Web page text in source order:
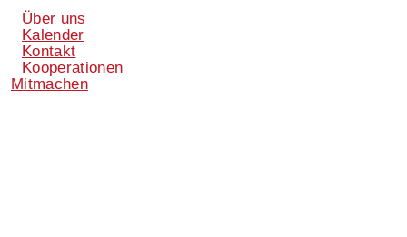
Über uns
Kalender
Kontakt
Kooperationen
Mitmachen